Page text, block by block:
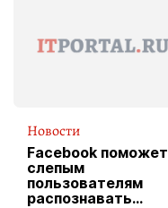
Новости
Facebook поможет
слепым
пользователям
распознавать